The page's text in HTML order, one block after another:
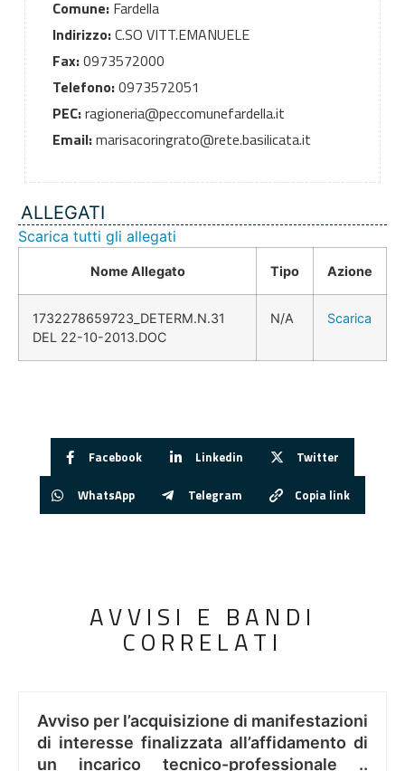
Comune:Fardella
Indirizzo:C.SO VITT.EMANUELE
Fax:0973572000
Telefono:0973572051
PEC:ragioneria@peccomunefardella.it
Email:marisacoringrato@rete.basilicata.it
ALLEGATI
Scarica tutti gli allegati
Nome Allegato Tipo Azione
1732278659723_DETERM.N.31
DEL 22-10-2013.DOC
N/A Scarica
Facebook Linkedin Twitter
WhatsApp Telegram Copia link
AVVISI E BANDI
CORRELATI
Avviso per l’acquisizione di manifestazioni
di interesse finalizzata all’affidamento di
un incarico tecnico-professionale ..